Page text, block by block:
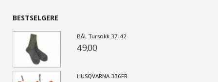
BESTSELGERE
BÅL Tursokk 37-42
49,00
HUSQVARNA 336FR